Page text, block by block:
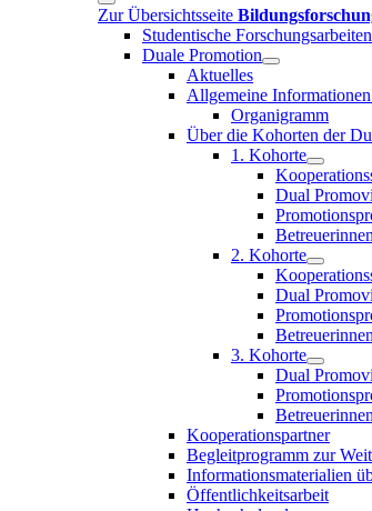
Zur Übersichtsseite
Studentische Forschungsarbeiten
Duale Promotion
Aktuelles
Allgemeine
Organigramm
Über die Kohorten der
1. Kohorte
Dual
2. Kohorte
Dual
3. Kohorte
Dual
Kooperationspartner
Begleitprogramm zur
Informationsmaterialien
Öffentlichkeitsarbeit